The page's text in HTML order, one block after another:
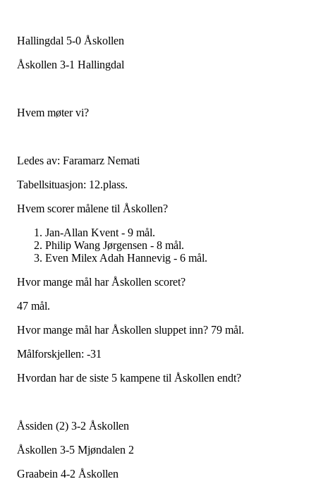
Hallingdal 5-0 Åskollen
Åskollen 3-1 Hallingdal
Hvem møter vi?
Ledes av: Faramarz Nemati
Tabellsituasjon: 12.plass.
Hvem scorer målene til Åskollen?
Jan-Allan Kvent - 9 mål.
Philip Wang Jørgensen - 8 mål.
Even Milex Adah Hannevig - 6 mål.
Hvor mange mål har Åskollen scoret?
47 mål.
Hvor mange mål har Åskollen sluppet inn? 79 mål.
Målforskjellen: -31
Hvordan har de siste 5 kampene til Åskollen endt?
Åssiden (2) 3-2 Åskollen
Åskollen 3-5 Mjøndalen 2
Graabein 4-2 Åskollen